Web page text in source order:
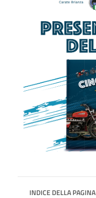
INDICE DELLA PAGINA